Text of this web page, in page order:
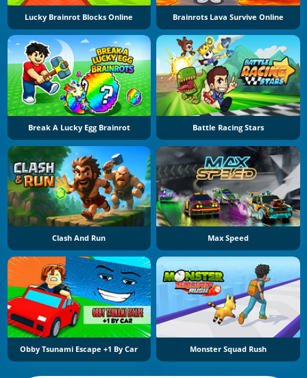
Lucky Brainrot Blocks Online Brainrots Lava Survive Online
Break A Lucky Egg Brainrot Battle Racing Stars
Clash And Run Max Speed
Obby Tsunami Escape +1 By Car Monster Squad Rush